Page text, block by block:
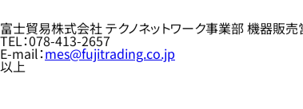
富士貿易株式会社 テクノネットワーク事業部 機器販売
TEL：078-413-2657
E-mail：mes@fujitrading.co.jp
以上